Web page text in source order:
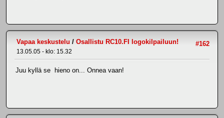
#162
Vapaa keskustelu / Osallistu RC10.FI logokilpailuun!
13.05.05 - klo: 15.32
Juu kyllä se hieno on... Onnea vaan!